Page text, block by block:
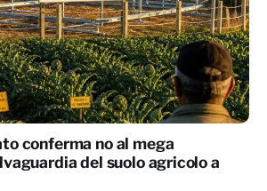
conferma no al mega
del suolo agricolo a